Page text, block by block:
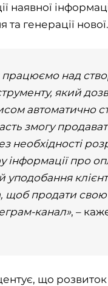
наявної
та генерації нової.
працюємо над
який
автоматично
змогу
необхідності
інформації про
й уподобання
щоб продати свою
канал», –
що